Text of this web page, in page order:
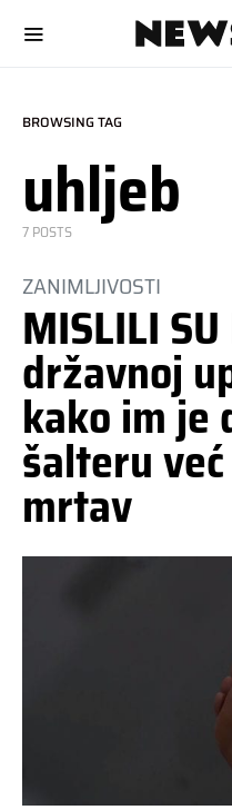
BROWSING TAG
uhljeb
7 POSTS
ZANIMLJIVOSTI
MISLILI
državnoj
kako im je
šalteru
mrtav